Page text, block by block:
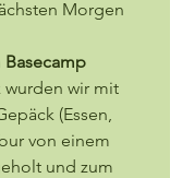
Morgen
Basecamp
wurden wir mit
(Essen,
von einem
und zum